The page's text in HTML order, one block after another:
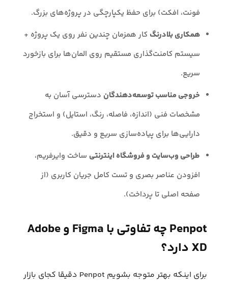
فونت، افکت) برای حفظ یکپارچگی در پروژه‌های بزرگ.
همکاری بلادرنگ کار همزمان چندین نفر روی یک پروژه +
سیستم کامنت‌گذاری مستقیم روی المان‌ها برای بازخورد
سریع.
خروجی مناسب توسعه‌دهندگان دسترسی آسان به
مشخصات فنی (اندازه، فاصله، رنگ، استایل) و استخراج
دارایی‌ها برای پیاده‌سازی سریع و دقیق.
طراحی وب‌سایت و فروشگاه اینترنتی ساخت وایرفریم،
افزودن عناصر بصری و تست کامل جریان کاربری (از
صفحه اصلی تا پرداخت).
Penpot چه تفاوتی با Figma و Adobe
XD دارد؟
برای اینکه بهتر متوجه بشویم Penpot دقیقا کجای بازار